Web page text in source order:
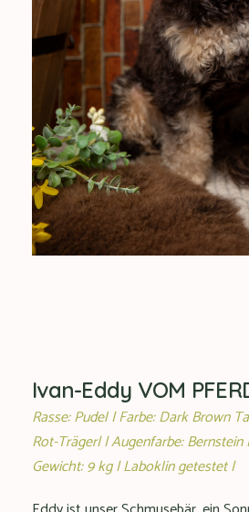
Ivan-Eddy VOM
Rasse: Pudel | Farbe: Dark Brown
Rot-Träger| | Augenfarbe:
Gewicht: 9 kg | Laboklin getestet |